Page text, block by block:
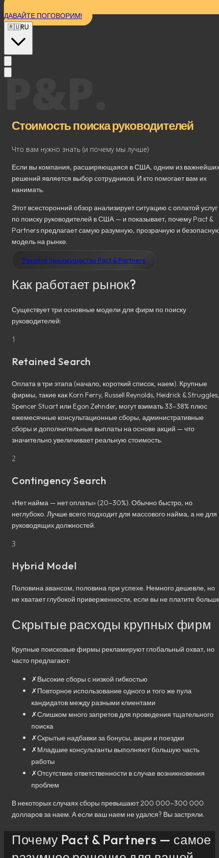
ДАВАЙТЕ ПОГОВОРИМ!
🇷🇺RU
P&P.
Стоимость поиска руководителей
Что вам нужно знать (и почему мы лучше)
Если вы компания, расширяющаяся в США, одним из
решений является выбор сотрудников. И кто помогает вам их
нанимать.
Этот всесторонний обзор анализирует ситуацию с оплатой услуг
по поиску руководителей в США — и показывает, почему Pact &
Partners предлагает самую разумную, прозрачную и
модель на рынке.
Узнайте преимущество Pact & Partners
Как работает рынок?
Существует три основные модели для фирм по поиску
руководителей:
1
Retained Search
Оплата в три этапа (начало, короткий список, наем). Крупные
фирмы, такие как Korn Ferry, Russell Reynolds, Heidrick & Struggles,
Spencer Stuart или Egon Zehnder, могут взимать 33–38% плюс
ежемесячные консультационные сборы, административные
сборы и дополнительные выплаты на основе акций — что
значительно увеличивает реальную стоимость.
2
Contingency Search
«Нет найма — нет оплаты» (20–30%). Обычно быстро, но
неглубоко. Лучше всего подходит для массового найма, а не для
руководящих должностей.
3
Hybrid Model
Половина авансом, половина при успехе. Немного дешевле, но
не хватает глубокой приверженности, если вы не платите
Скрытые расходы крупных фирм
Крупные поисковые фирмы рекламируют глобальный охват, но
часто предлагают:
✗Высокие сборы с низкой гибкостью
✗Повторное использование одного и того же пула
кандидатов между разными клиентами
✗Слишком много запретов для проведения тщательного
поиска
✗Скрытые надбавки за бонусы, акции и поездки
✗Младшие консультанты выполняют большую часть
работы
✗Отсутствие ответственности в случае возникновения
проблем
В некоторых случаях сборы превышают 200 000–300 000
долларов за наем. А если ваш наем не удался? Вы застряли.
Почему Pact & Partners — самое